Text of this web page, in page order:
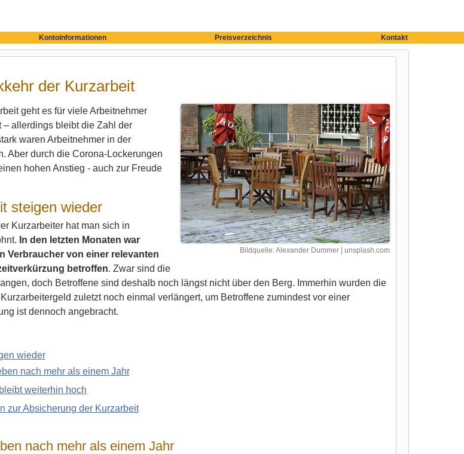
Kontoinformationen Preisverzeichnis Kontakt
der Kurzarbeit
Bildquelle: Alexander Dummer | unsplash.com
geht es für viele Arbeitnehmer
allerdings bleibt die Zahl der
waren Arbeitnehmer in der
Aber durch die Corona-Lockerungen
hohen Anstieg - auch zur Freude
steigen wieder
Kurzarbeiter hat man sich in
In den letzten Monaten war
Verbraucher von einer relevanten
betroffen. Zwar sind die
doch Betroffene sind deshalb noch längst nicht über den Berg. Immerhin wurden die
zuletzt noch einmal verlängert, um Betroffene zumindest vor einer
ist dennoch angebracht.
wieder
nach mehr als einem Jahr
weiterhin hoch
zur Absicherung der Kurzarbeit
nach mehr als einem Jahr